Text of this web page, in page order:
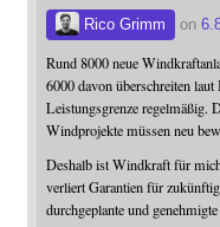
Rico Grimm on
Rund 8000 neue
6000 davon überschreiten
Leistungsgrenze regelmäßig.
Windprojekte müssen neu
Deshalb ist Windkraft für
verliert Garantien für
durchgeplante und